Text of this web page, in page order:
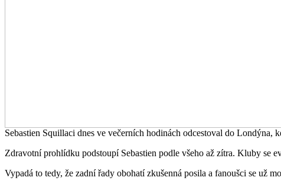
Sebastien Squillaci dnes ve večerních hodinách odcestoval do
Zdravotní prohlídku podstoupí Sebastien podle všeho až zítra. Kluby se
Vypadá to tedy, že zadní řady obohatí zkušenná posila a fanoušci se už